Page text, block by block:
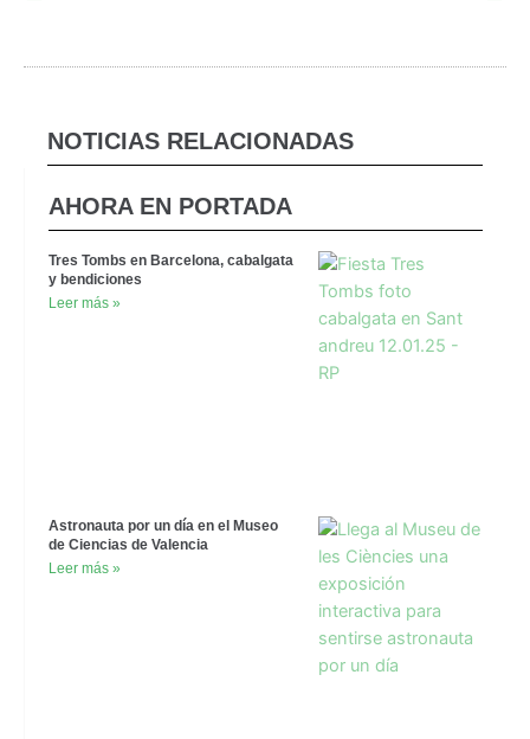
NOTICIAS RELACIONADAS
AHORA EN PORTADA
Tres Tombs en Barcelona, cabalgata
y bendiciones
Leer más »
Astronauta por un día en el Museo
de Ciencias de Valencia
Leer más »